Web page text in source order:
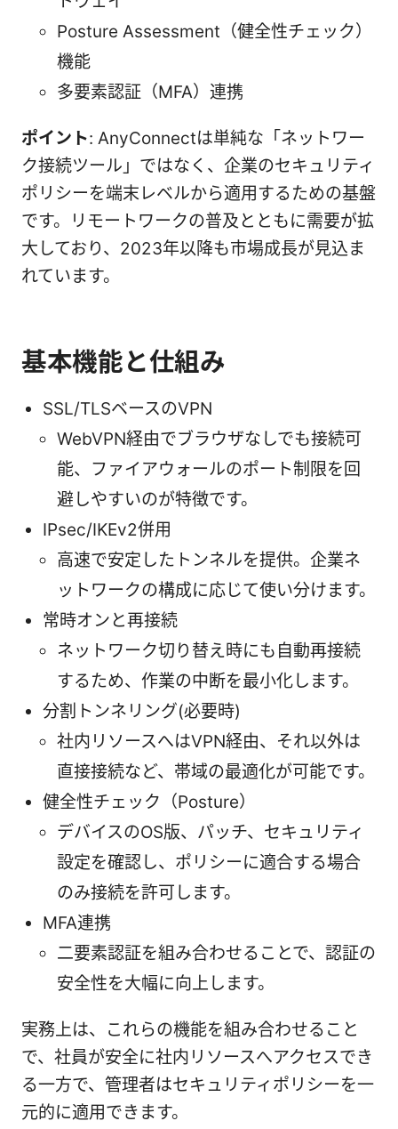
Posture Assessment（健全性チェック）
機能
多要素認証（MFA）連携
ポイント: AnyConnectは単純な「ネットワー
ク接続ツール」ではなく、企業のセキュリティ
ポリシーを端末レベルから適用するための基盤
です。リモートワークの普及とともに需要が拡
大しており、2023年以降も市場成長が見込ま
れています。
基本機能と仕組み
SSL/TLSベースのVPN
WebVPN経由でブラウザなしでも接続可
能、ファイアウォールのポート制限を回
避しやすいのが特徴です。
IPsec/IKEv2併用
高速で安定したトンネルを提供。企業ネ
ットワークの構成に応じて使い分けます。
常時オンと再接続
ネットワーク切り替え時にも自動再接続
するため、作業の中断を最小化します。
分割トンネリング(必要時)
社内リソースへはVPN経由、それ以外は
直接接続など、帯域の最適化が可能です。
健全性チェック（Posture）
デバイスのOS版、パッチ、セキュリティ
設定を確認し、ポリシーに適合する場合
のみ接続を許可します。
MFA連携
二要素認証を組み合わせることで、認証の
安全性を大幅に向上します。
実務上は、これらの機能を組み合わせること
で、社員が安全に社内リソースへアクセスでき
る一方で、管理者はセキュリティポリシーを一
元的に適用できます。